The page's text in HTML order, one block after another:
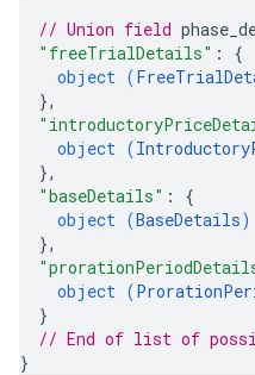
// Union field
"freeTrialDetails" : {
object (
},
object (
},
"baseDetails" : {
object (BaseDetails)
},
object (
}
// End of list of
}